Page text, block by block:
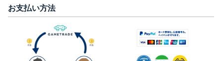
お支払い方法